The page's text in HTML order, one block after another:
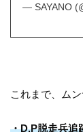
— SAYANO
これまで、ム
・D.P脱走兵追